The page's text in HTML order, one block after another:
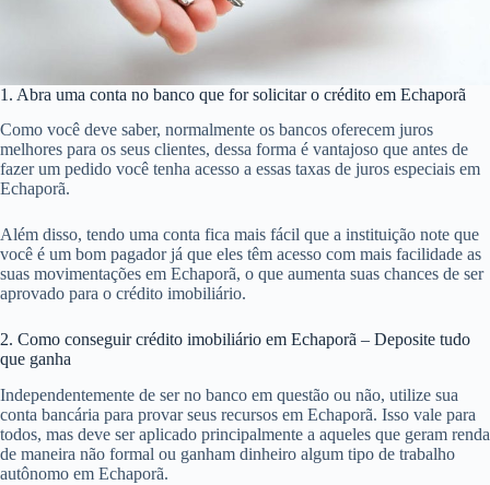
1. Abra uma conta no banco que for solicitar o crédito em Echaporã
Como você deve saber, normalmente os bancos oferecem juros
melhores para os seus clientes, dessa forma é vantajoso que antes de
fazer um pedido você tenha acesso a essas taxas de juros especiais em
Echaporã.
Além disso, tendo uma conta fica mais fácil que a instituição note que
você é um bom pagador já que eles têm acesso com mais facilidade as
suas movimentações em Echaporã, o que aumenta suas chances de ser
aprovado para o crédito imobiliário.
2. Como conseguir crédito imobiliário em Echaporã – Deposite tudo
que ganha
Independentemente de ser no banco em questão ou não, utilize sua
conta bancária para provar seus recursos em Echaporã. Isso vale para
todos, mas deve ser aplicado principalmente a aqueles que geram renda
de maneira não formal ou ganham dinheiro algum tipo de trabalho
autônomo em Echaporã.